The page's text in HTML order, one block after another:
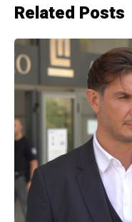
Related Posts